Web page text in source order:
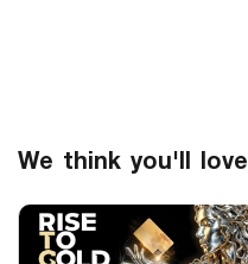
We think you'll love